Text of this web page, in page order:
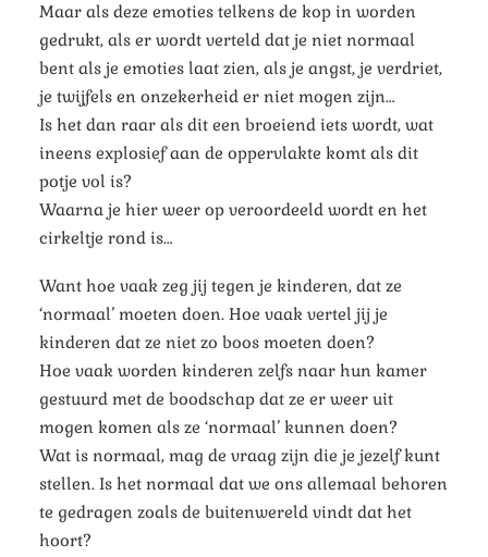
Maar als deze emoties telkens de kop in worden
gedrukt, als er wordt verteld dat je niet normaal
bent als je emoties laat zien, als je angst, je verdriet,
je twijfels en onzekerheid er niet mogen zijn…
Is het dan raar als dit een broeiend iets wordt, wat
ineens explosief aan de oppervlakte komt als dit
potje vol is?
Waarna je hier weer op veroordeeld wordt en het
cirkeltje rond is…
Want hoe vaak zeg jij tegen je kinderen, dat ze
‘normaal’ moeten doen. Hoe vaak vertel jij je
kinderen dat ze niet zo boos moeten doen?
Hoe vaak worden kinderen zelfs naar hun kamer
gestuurd met de boodschap dat ze er weer uit
mogen komen als ze ‘normaal’ kunnen doen?
Wat is normaal, mag de vraag zijn die je jezelf kunt
stellen. Is het normaal dat we ons allemaal behoren
te gedragen zoals de buitenwereld vindt dat het
hoort?